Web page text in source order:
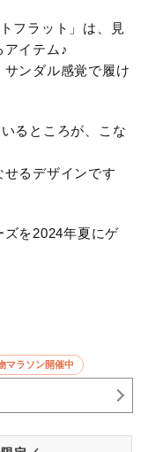
フラット」は、見
イテム♪
ンダル感覚で履け
るところが、こな
るデザインです
を2024年夏にゲ
マラソン開催中